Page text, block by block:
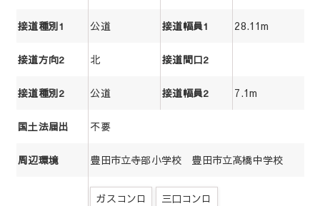
接道種別1 公道 接道幅員1 28.11m
接道方向2 北 接道間口2
接道種別2 公道 接道幅員2 7.1m
国土法届出 不要
周辺環境 豊田市立寺部小学校 豊田市立高橋中学校
ガスコンロ
三口コンロ